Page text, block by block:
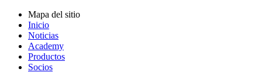
Mapa del sitio
Inicio
Noticias
Academy
Productos
Socios